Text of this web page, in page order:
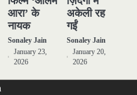
के पहले सपने को परदे
— Viva Freedom!
जो आपको रात को
देखनी चाहिए — पर देखेंगे
आरा’ के
नायक
Sonaley Jain
January 23,
2026
अकेली रह
गईं
Sonaley Jain
January 20,
2026